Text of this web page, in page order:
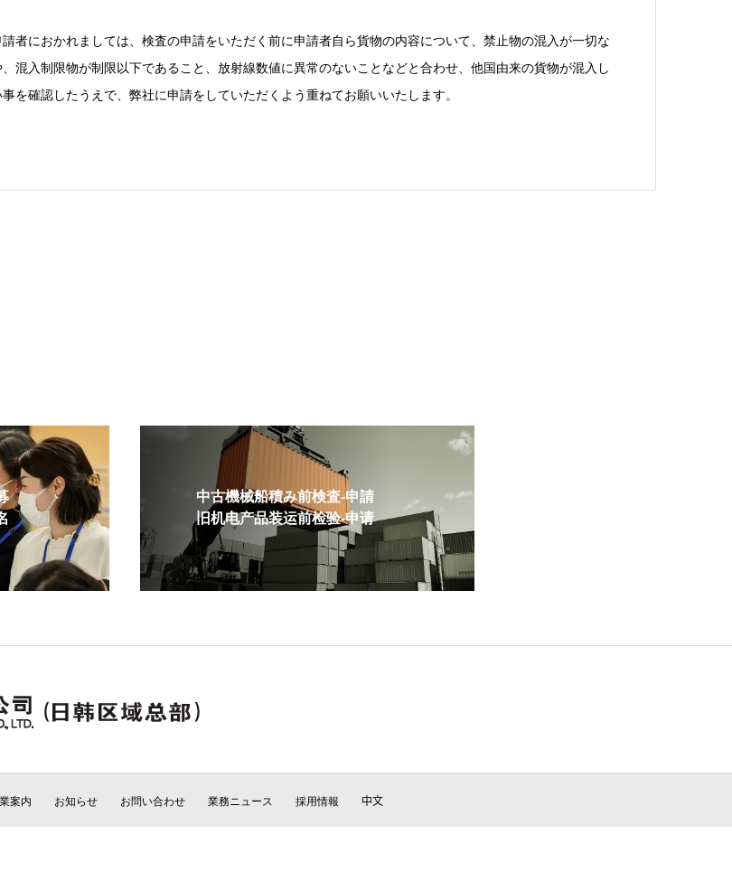
請者におかれましては、検査の申請をいただく前に申請者自ら貨物の内容について、禁止物の混入が一切な
、混入制限物が制限以下であること、放射線数値に異常のないことなどと合わせ、他国由来の貨物が混入し
を確認したうえで、弊社に申請をしていただくよう重ねてお願いいたします。
中古機械船積み前検査-申請
旧机电产品装运前检验-申请
案内 お知らせ お問い合わせ 業務ニュース 採用情報 中文